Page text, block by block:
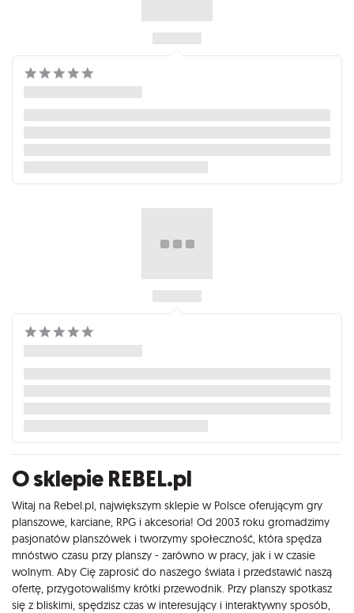
O sklepie REBEL.pl
Witaj na Rebel.pl, największym sklepie w Polsce oferującym gry
planszowe, karciane, RPG i akcesoria! Od 2003 roku gromadzimy
pasjonatów planszówek i tworzymy społeczność, która spędza
mnóstwo czasu przy planszy - zarówno w pracy, jak i w czasie
wolnym. Aby Cię zaprosić do naszego świata i przedstawić naszą
ofertę, przygotowaliśmy krótki przewodnik. Przy planszy spotkasz
się z bliskimi, spędzisz czas w interesujący i interaktywny sposób,